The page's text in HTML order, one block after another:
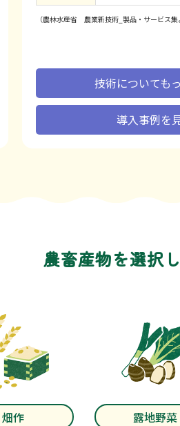
（農林水産省 農業新技術_製品・サービス集
技術についても
導入事例を
農畜産物を選択
畑作 露地野菜